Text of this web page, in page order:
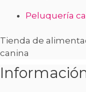
Peluquería
Tienda de
canina